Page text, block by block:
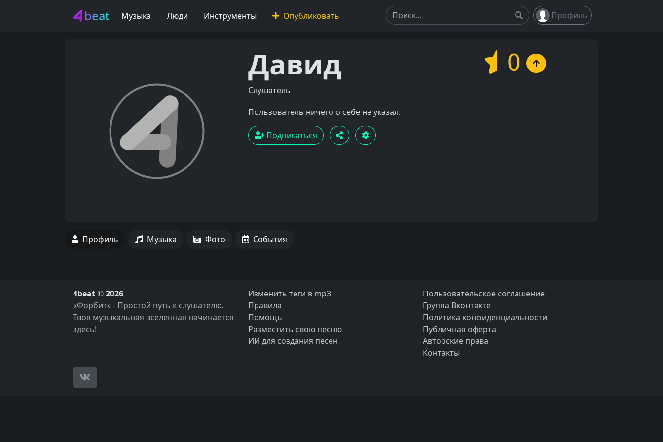
beat Музыка Люди Инструменты Опубликовать Профиль
Давид
Слушатель
0
Пользователь ничего о себе не указал.
Подписаться
Профиль Музыка Фото События
4beat © 2026
«Форбит» - Простой путь к слушателю.
Твоя музыкальная вселенная начинается
здесь!
Изменить теги в mp3
Правила
Помощь
Разместить свою песню
ИИ для создания песен
Пользовательское соглашение
Группа Вконтакте
Политика конфиденциальности
Публичная оферта
Авторские права
Контакты